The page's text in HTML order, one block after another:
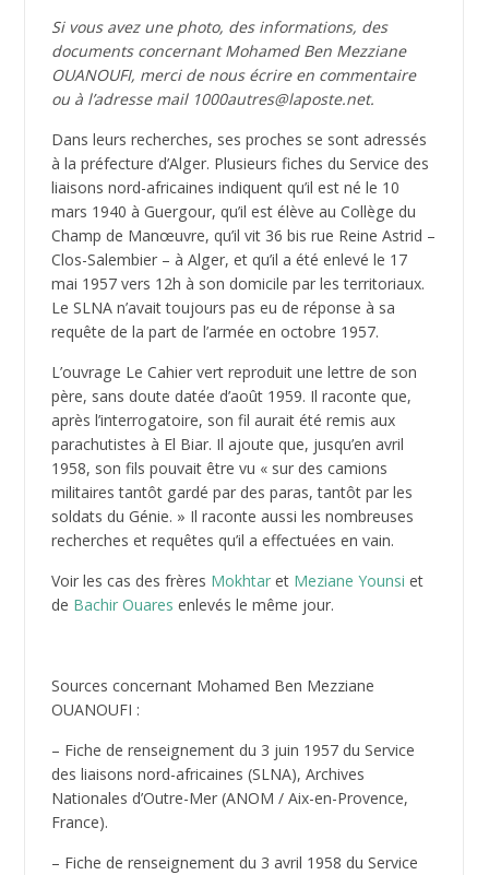
Si vous avez une photo, des informations, des
documents concernant Mohamed Ben Mezziane
OUANOUFI, merci de nous écrire en commentaire
ou à l’adresse mail 1000autres@laposte.net.
Dans leurs recherches, ses proches se sont adressés
à la préfecture d’Alger. Plusieurs fiches du Service des
liaisons nord-africaines indiquent qu’il est né le 10
mars 1940 à Guergour, qu’il est élève au Collège du
Champ de Manœuvre, qu’il vit 36 bis rue Reine Astrid –
Clos-Salembier – à Alger, et qu’il a été enlevé le 17
mai 1957 vers 12h à son domicile par les territoriaux.
Le SLNA n’avait toujours pas eu de réponse à sa
requête de la part de l’armée en octobre 1957.
L’ouvrage Le Cahier vert reproduit une lettre de son
père, sans doute datée d’août 1959. Il raconte que,
après l’interrogatoire, son fil aurait été remis aux
parachutistes à El Biar. Il ajoute que, jusqu’en avril
1958, son fils pouvait être vu « sur des camions
militaires tantôt gardé par des paras, tantôt par les
soldats du Génie. » Il raconte aussi les nombreuses
recherches et requêtes qu’il a effectuées en vain.
Voir les cas des frères Mokhtaret Meziane Younsi et
de Bachir Ouares enlevés le même jour.
Sources concernant Mohamed Ben Mezziane
OUANOUFI :
– Fiche de renseignement du 3 juin 1957 du Service
des liaisons nord-africaines (SLNA), Archives
Nationales d’Outre-Mer (ANOM / Aix-en-Provence,
France).
– Fiche de renseignement du 3 avril 1958 du Service